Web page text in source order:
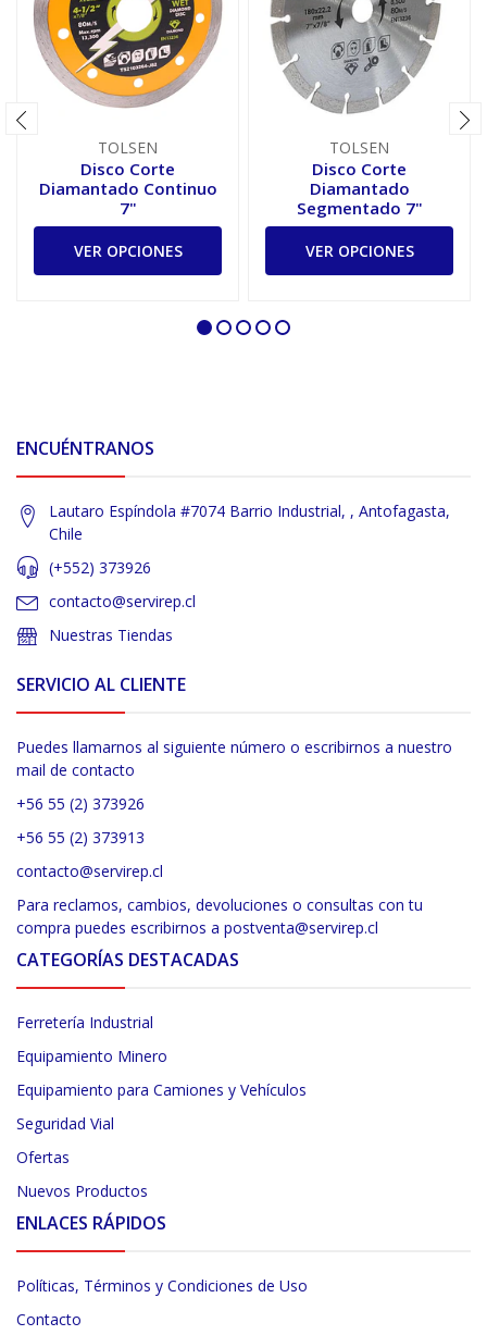
TOLSEN
Disco Corte
Diamantado Continuo
7"
VER OPCIONES
TOLSEN
Disco Corte
Diamantado
Segmentado 7"
VER OPCIONES
ENCUÉNTRANOS
Lautaro Espíndola #7074 Barrio Industrial, , Antofagasta,
Chile
(+552) 373926
contacto@servirep.cl
Nuestras Tiendas
SERVICIO AL CLIENTE
Puedes llamarnos al siguiente número o escribirnos a nuestro
mail de contacto
+56 55 (2) 373926
+56 55 (2) 373913
contacto@servirep.cl
Para reclamos, cambios, devoluciones o consultas con tu
compra puedes escribirnos a postventa@servirep.cl
CATEGORÍAS DESTACADAS
Ferretería Industrial
Equipamiento Minero
Equipamiento para Camiones y Vehículos
Seguridad Vial
Ofertas
Nuevos Productos
ENLACES RÁPIDOS
Políticas, Términos y Condiciones de Uso
Contacto